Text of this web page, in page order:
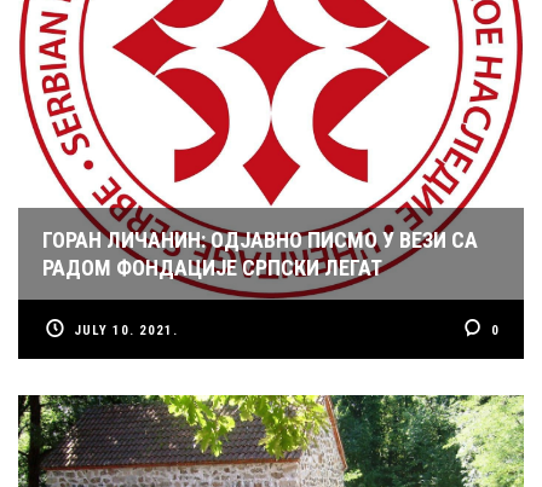
ГОРАН ЛИЧАНИН: ОДЈАВНО ПИСМО У ВЕЗИ СА
РАДОМ ФОНДАЦИЈЕ СРПСКИ ЛЕГАТ
JULY 10. 2021. 0